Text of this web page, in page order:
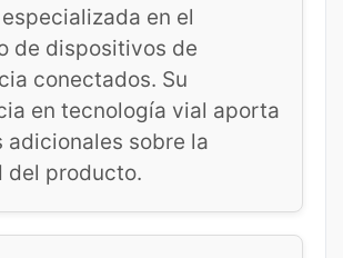
en el
de dispositivos de
conectados. Su
en tecnología vial aporta
adicionales sobre la
del producto.